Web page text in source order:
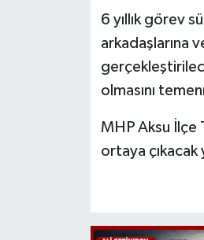
6 yıllık görev
arkadaşlarına
olmasını
MHP Aksu İlçe
ortaya